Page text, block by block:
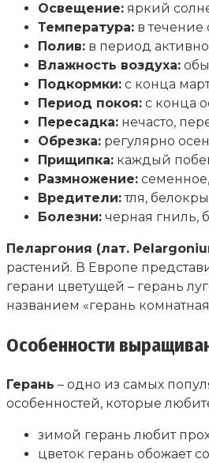
Освещение: яркий
Температура: в течение
Полив: в период
Влажность воздуха:
Подкормки: с конца
Период покоя: с конца
Пересадка: нечасто,
Обрезка: регулярно
Прищипка: каждый
Размножение:
Вредители:тля,
Болезни: черная гниль,
Пеларгония (лат.
растений. В Европе
герани цветущей – герань
названием «герань
Особенности
Герань – одно из самых
особенностей, которые
зимой герань любит
цветок герань обожает